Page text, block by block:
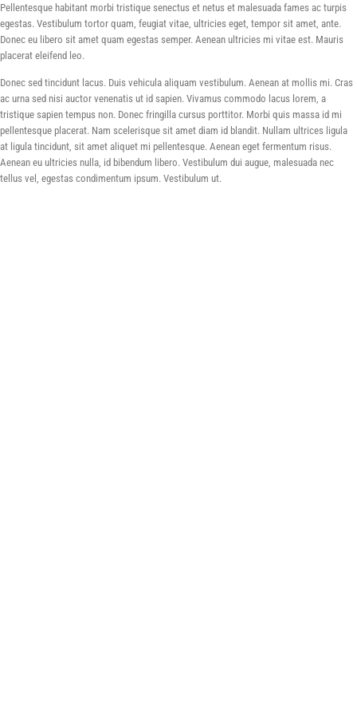
Pellentesque habitant morbi tristique senectus et netus et malesuada fames ac turpis
egestas. Vestibulum tortor quam, feugiat vitae, ultricies eget, tempor sit amet, ante.
Donec eu libero sit amet quam egestas semper. Aenean ultricies mi vitae est. Mauris
placerat eleifend leo.
Donec sed tincidunt lacus. Duis vehicula aliquam vestibulum. Aenean at mollis mi. Cras
ac urna sed nisi auctor venenatis ut id sapien. Vivamus commodo lacus lorem, a
tristique sapien tempus non. Donec fringilla cursus porttitor. Morbi quis massa id mi
pellentesque placerat. Nam scelerisque sit amet diam id blandit. Nullam ultrices ligula
at ligula tincidunt, sit amet aliquet mi pellentesque. Aenean eget fermentum risus.
Aenean eu ultricies nulla, id bibendum libero. Vestibulum dui augue, malesuada nec
tellus vel, egestas condimentum ipsum. Vestibulum ut.